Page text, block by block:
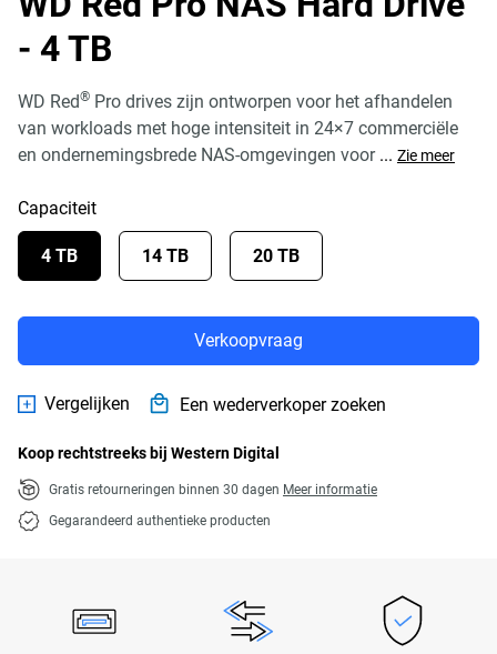
- 4 TB
WD Red® Pro drives zijn ontworpen voor het afhandelen
van workloads met hoge intensiteit in 24×7 commerciële
en ondernemingsbrede NAS-omgevingen voor ... Zie meer
Capaciteit
4 TB 14 TB 20 TB
Verkoopvraag
Vergelijken Een wederverkoper zoeken
Koop rechtstreeks bij Western Digital
Gratis retourneringen binnen 30 dagen Meer informatie
Gegarandeerd authentieke producten